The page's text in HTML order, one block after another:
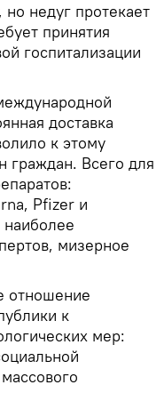
но недуг протекает
принятия
госпитализации
доставка
к этому
граждан. Всего для
Pfizer и
мизерное
отношение
к
мер: